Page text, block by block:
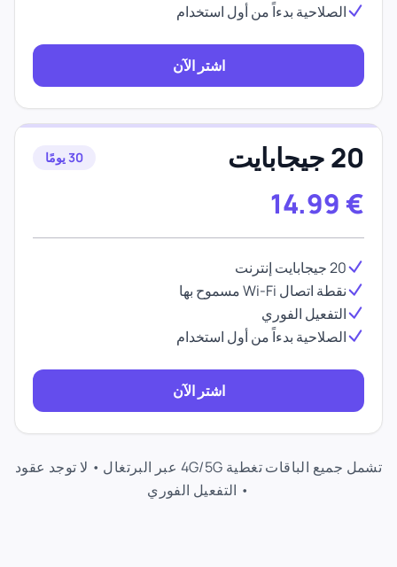
الصلاحية بدءاً من أول استخدام
اشتر الآن
20 جيجابايت 30 يومًا
14.99 €
20 جيجابايت إنترنت
نقطة اتصال Wi-Fi مسموح بها
التفعيل الفوري
الصلاحية بدءاً من أول استخدام
اشتر الآن
تشمل جميع الباقات تغطية 4G/5G عبر البرتغال • لا توجد عقود
• التفعيل الفوري